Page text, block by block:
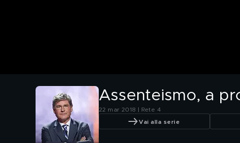
Assenteismo, a
22 mar 2018 | Rete 4
Vai alla serie